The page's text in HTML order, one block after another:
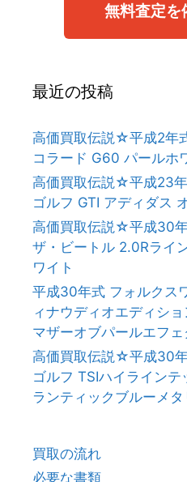
無料査定を
最近の投稿
高価買取伝説☆平成2年
コラード G60 パールホ
高価買取伝説☆平成23
ゴルフ GTI アディダス
高価買取伝説☆平成30
ザ・ビートル 2.0Rライ
ワイト
平成30年式 フォルクス
ィナウディオエディシ
マザーオブパールエフェ
高価買取伝説☆平成30
ゴルフ TSIハイラインテ
ランティックブルーメタ
買取の流れ
必要な書類